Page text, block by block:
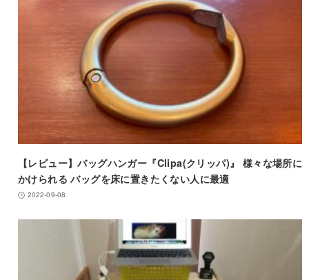
【レビュー】バッグハンガー『Clipa(クリッパ)』 様々な場所に
かけられる バッグを床に置きたくない人に最適
2022-09-08